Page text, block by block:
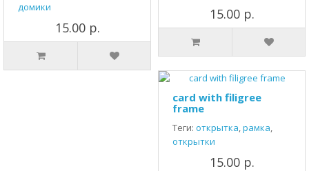
домики
15.00 р.
15.00 р.
card with filigree
frame
Теги: открытка,рамка,
открытки
15.00 р.